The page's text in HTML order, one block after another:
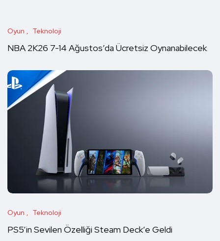
Oyun Teknoloji
NBA 2K26 7-14 Ağustos’da Ücretsiz Oynanabilecek
Oyun Teknoloji
PS5’in Sevilen Özelliği Steam Deck’e Geldi